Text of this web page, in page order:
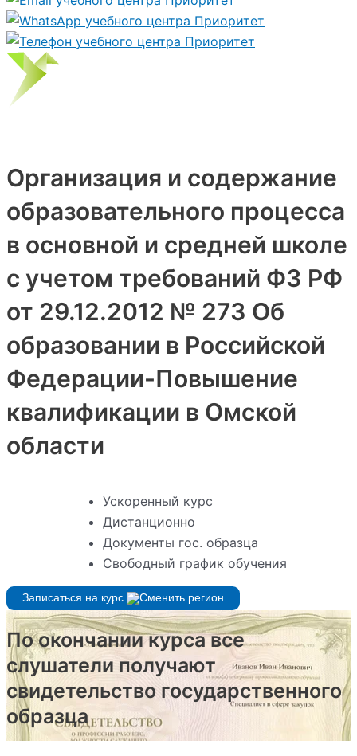
Организация и содержание
образовательного процесса
в основной и средней школе
с учетом требований ФЗ РФ
от 29.12.2012 № 273 Об
образовании в Российской
Федерации-Повышение
квалификации в Омской
области
Ускоренный курс
Дистанционно
Документы гос. образца
Свободный график обучения
Записаться на курс
По окончании курса все
слушатели получают
свидетельство государственного
образца